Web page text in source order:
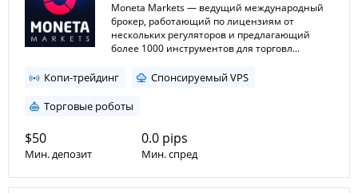
Moneta Markets — ведущий международный
брокер, работающий по лицензиям от
нескольких регуляторов и предлагающий
более 1000 инструментов для торговл...
Копи-трейдинг
Спонсируемый VPS
Торговые роботы
$50
Мин. депозит
0.0 pips
Мин. спред